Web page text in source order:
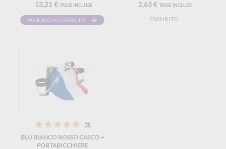
13,21 € TASSE INCLUSE
AGGIUNGI AL CARRELLO
2,63 € TASSE INCLUSE
ESAURITO
(3)
BLU BIANCO ROSSO CASCO +
PORTABICCHIERE